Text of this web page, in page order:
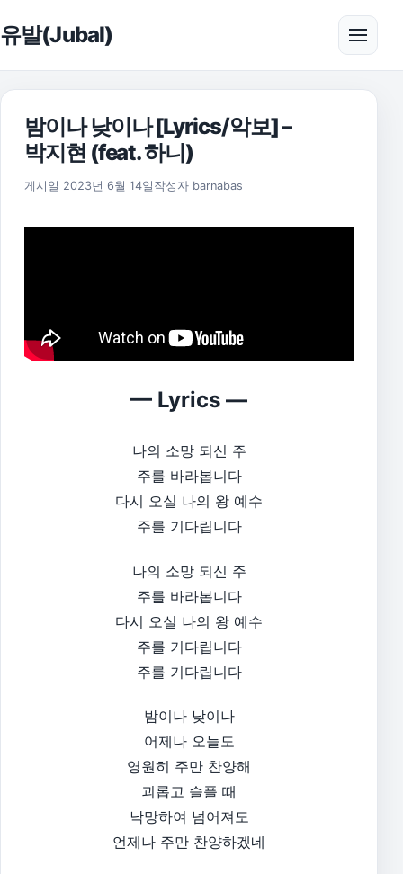
유발(Jubal) 메뉴
밤이나 낮이나 [Lyrics/악보] –
박지현 (feat. 하니)
게시일 2023년 6월 14일 2025년 11월 17일
작성자 barnabas
— Lyrics —
나의 소망 되신 주
주를 바라봅니다
다시 오실 나의 왕 예수
주를 기다립니다
나의 소망 되신 주
주를 바라봅니다
다시 오실 나의 왕 예수
주를 기다립니다
주를 기다립니다
밤이나 낮이나
어제나 오늘도
영원히 주만 찬양해
괴롭고 슬플 때
낙망하여 넘어져도
언제나 주만 찬양하겠네